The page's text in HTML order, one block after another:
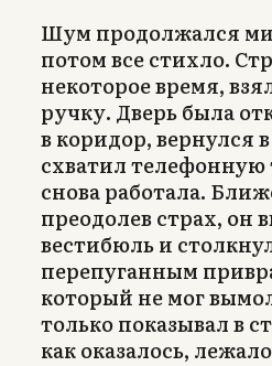
Шум продолжался
потом все стихло.
некоторое время,
ручку. Дверь была
в коридор, вернулся
схватил телефонную
снова работала.
преодолев страх, он
вестибюль и
перепуганным
который не мог
только показывал в
как оказалось,